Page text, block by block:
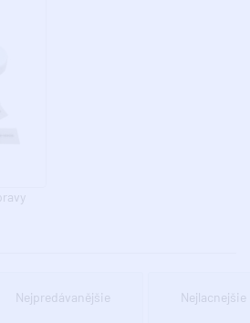
Nejpredávanějšie Nejlacnejšie